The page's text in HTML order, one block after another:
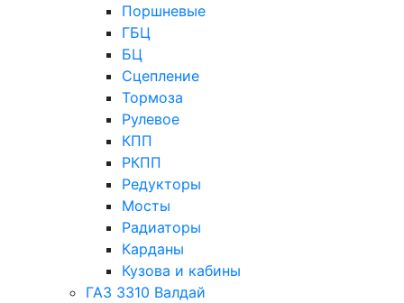
Поршневые
ГБЦ
БЦ
Сцепление
Тормоза
Рулевое
КПП
РКПП
Редукторы
Мосты
Радиаторы
Карданы
Кузова и кабины
ГАЗ 3310 Валдай